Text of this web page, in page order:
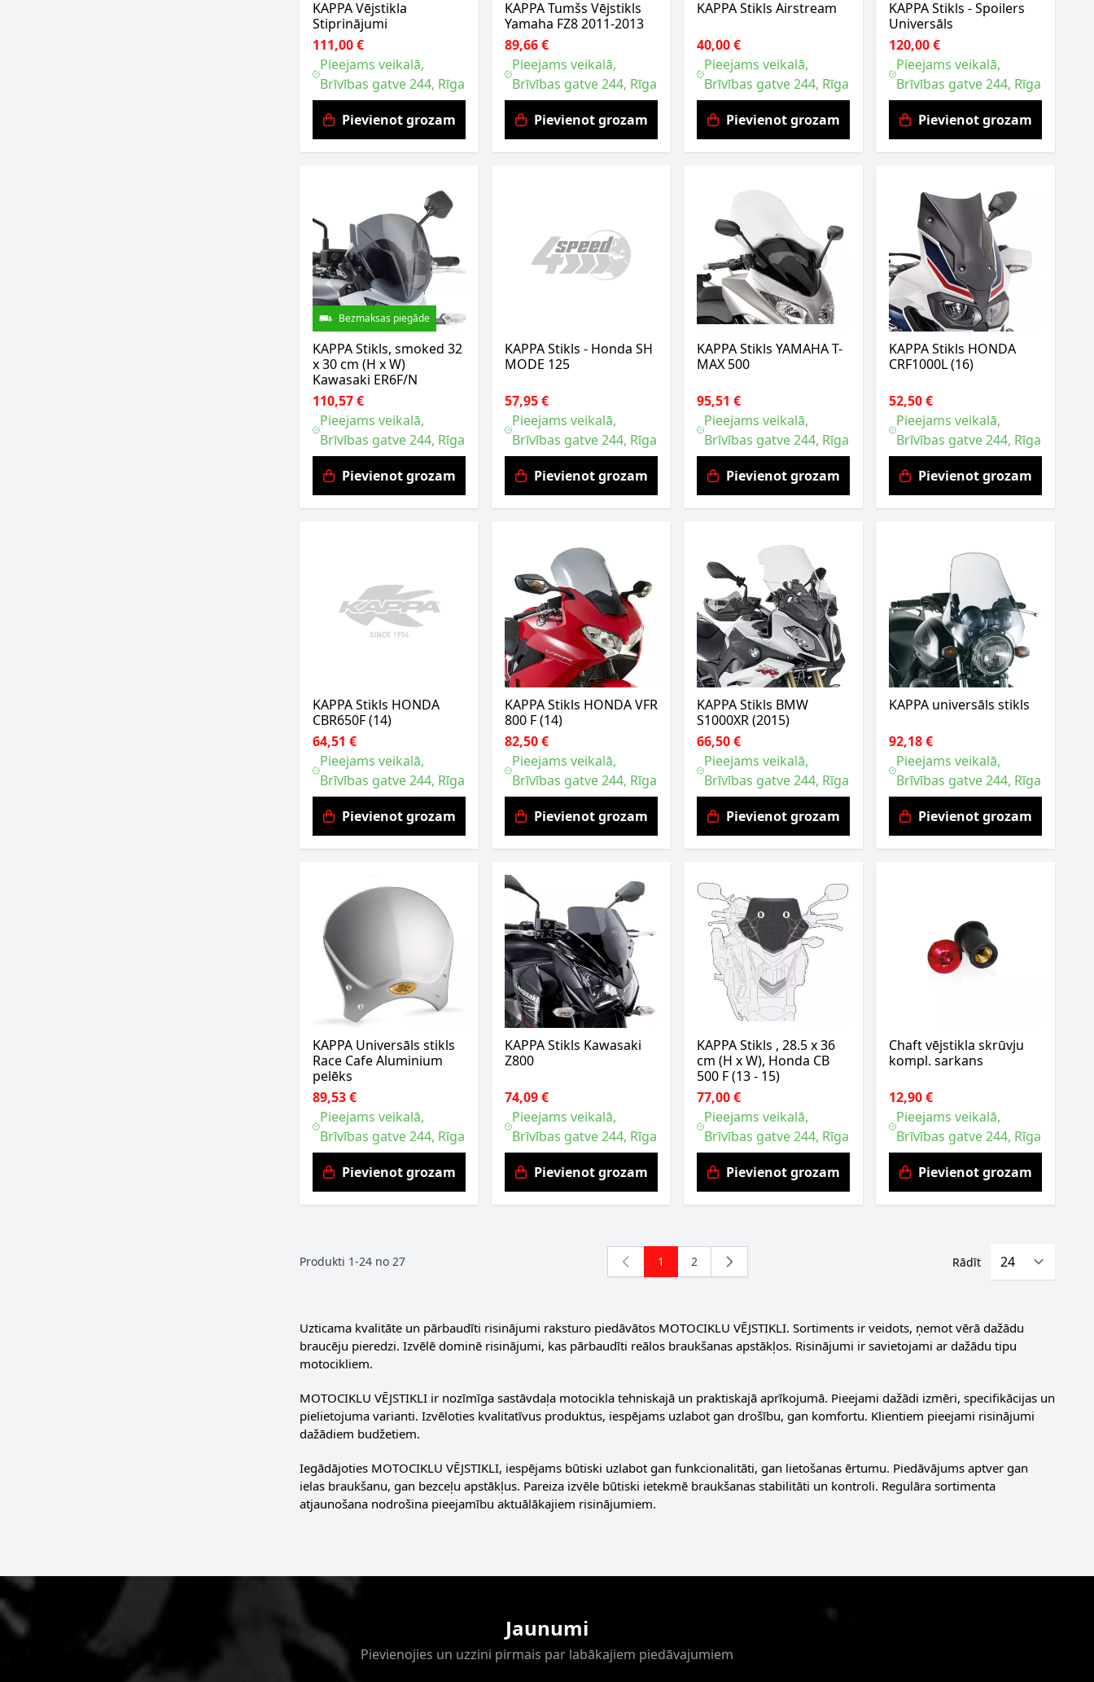
KAPPA Vējstikla
Stiprinājumi
111,00 €
Pieejams veikalā,
Brīvības gatve 244, Rīga
Pievienot grozam
KAPPA Tumšs Vējstikls
Yamaha FZ8 2011-2013
89,66 €
Pieejams veikalā,
Brīvības gatve 244, Rīga
Pievienot grozam
KAPPA Stikls Airstream
40,00 €
Pieejams veikalā,
Brīvības gatve 244, Rīga
Pievienot grozam
KAPPA Stikls - Spoilers
Universāls
120,00 €
Pieejams veikalā,
Brīvības gatve 244, Rīga
Pievienot grozam
Bezmaksas piegāde
KAPPA Stikls, smoked 32
x 30 cm (H x W)
Kawasaki ER6F/N
110,57 €
Pieejams veikalā,
Brīvības gatve 244, Rīga
Pievienot grozam
KAPPA Stikls - Honda SH
MODE 125
57,95 €
Pieejams veikalā,
Brīvības gatve 244, Rīga
Pievienot grozam
KAPPA Stikls YAMAHA T-
MAX 500
95,51 €
Pieejams veikalā,
Brīvības gatve 244, Rīga
Pievienot grozam
KAPPA Stikls HONDA
CRF1000L (16)
52,50 €
Pieejams veikalā,
Brīvības gatve 244, Rīga
Pievienot grozam
KAPPA Stikls HONDA
CBR650F (14)
64,51 €
Pieejams veikalā,
Brīvības gatve 244, Rīga
Pievienot grozam
KAPPA Stikls HONDA VFR
800 F (14)
82,50 €
Pieejams veikalā,
Brīvības gatve 244, Rīga
Pievienot grozam
KAPPA Stikls BMW
S1000XR (2015)
66,50 €
Pieejams veikalā,
Brīvības gatve 244, Rīga
Pievienot grozam
KAPPA universāls stikls
92,18 €
Pieejams veikalā,
Brīvības gatve 244, Rīga
Pievienot grozam
KAPPA Universāls stikls
Race Cafe Aluminium
pelēks
89,53 €
Pieejams veikalā,
Brīvības gatve 244, Rīga
Pievienot grozam
KAPPA Stikls Kawasaki
Z800
74,09 €
Pieejams veikalā,
Brīvības gatve 244, Rīga
Pievienot grozam
KAPPA Stikls , 28.5 x 36
cm (H x W), Honda CB
500 F (13 - 15)
77,00 €
Pieejams veikalā,
Brīvības gatve 244, Rīga
Pievienot grozam
Chaft vējstikla skrūvju
kompl. sarkans
12,90 €
Pieejams veikalā,
Brīvības gatve 244, Rīga
Pievienot grozam
Produkti 1-24 no 27 You're currently reading page
1 Lapa
2 Rādīt
Uzticama kvalitāte un pārbaudīti risinājumi raksturo piedāvātos MOTOCIKLU VĒJSTIKLI. Sortiments ir veidots, ņemot vērā dažādu
braucēju pieredzi. Izvēlē dominē risinājumi, kas pārbaudīti reālos braukšanas apstākļos. Risinājumi ir savietojami ar dažādu tipu
motocikliem.
MOTOCIKLU VĒJSTIKLI ir nozīmīga sastāvdaļa motocikla tehniskajā un praktiskajā aprīkojumā. Pieejami dažādi izmēri, specifikācijas un
pielietojuma varianti. Izvēloties kvalitatīvus produktus, iespējams uzlabot gan drošību, gan komfortu. Klientiem pieejami risinājumi
dažādiem budžetiem.
Iegādājoties MOTOCIKLU VĒJSTIKLI, iespējams būtiski uzlabot gan funkcionalitāti, gan lietošanas ērtumu. Piedāvājums aptver gan
ielas braukšanu, gan bezceļu apstākļus. Pareiza izvēle būtiski ietekmē braukšanas stabilitāti un kontroli. Regulāra sortimenta
atjaunošana nodrošina pieejamību aktuālākajiem risinājumiem.
Jaunumi
Pievienojies un uzzini pirmais par labākajiem piedāvajumiem